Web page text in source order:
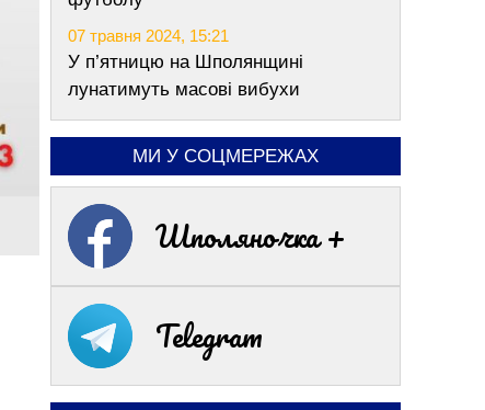
07 травня 2024, 15:21
У п’ятницю на Шполянщині
лунатимуть масові вибухи
МИ У СОЦМЕРЕЖАХ
Шполяночка +
Telegram